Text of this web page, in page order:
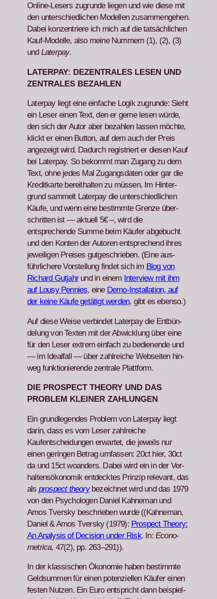
Online-Lesers zugrunde liegen und wie diese mit
den unter­schiedlichen Mod­ellen zusam­menge­hen.
Dabei konzen­triere ich mich auf die tat­säch­lichen
Kauf-Mod­elle, also meine Num­mern (1), (2), (3)
und Lat­er­pay.
LATERPAY: DEZENTRALES LESEN UND
ZENTRALES BEZAHLEN
Lat­er­pay liegt eine ein­fache Logik zugrunde: Sieht
ein Leser einen Text, den er gerne lesen würde,
den sich der Autor aber bezahlen lassen möchte,
klickt er einen But­ton, auf dem auch der Preis
angezeigt wird. Dadurch reg­istri­ert er diesen Kauf
bei Lat­er­pay. So bekommt man Zugang zu dem
Text, ohne jedes Mal Zugangs­dat­en oder gar die
Kred­itkarte bere­i­thal­ten zu müssen. Im Hin­ter­
grund sam­melt Lat­er­pay die unter­schiedlichen
Käufe, und wenn eine bes­timmte Gren­ze über­
schrit­ten ist — aktuell 5€ –, wird die
entsprechende Summe beim Käufer abge­bucht
und den Kon­ten der Autoren entsprechend ihres
jew­eili­gen Preis­es gut­geschrieben. (Eine aus­
führlichere Vorstel­lung find­et sich im Blog von
Richard Gut­jahrund in einem Inter­view mit ihm
auf Lousy Pen­nies, eine Demo-Instal­la­tion, auf
der keine Käufe getätigt wer­den, gibt es eben­so.)
Auf diese Weise verbindet Lat­er­pay die Ent­bün­
delung von Tex­ten mit der Abwick­lung über eine
für den Leser extrem ein­fach zu bedi­enende und
— im Ide­al­fall — über zahlre­iche Web­seit­en hin­
weg funk­tion­ierende zen­trale Plat­tform.
DIE PROSPECT THEORY UND DAS
PROBLEM KLEINER ZAHLUNGEN
Ein grundle­gen­des Prob­lem von Lat­er­pay liegt
darin, dass es vom Leser zahlre­iche
Kaufentschei­dun­gen erwartet, die jew­eils nur
einen gerin­gen Betrag umfassen: 20ct hier, 30ct
da und 15ct woan­ders. Dabei wird ein in der Ver­
hal­tensökonomik ent­deck­tes Prinzip rel­e­vant, das
als prospect the­o­rybeze­ich­net wird und das 1979
von den Psy­cholo­gen Daniel Kah­ne­man und
Amos Tver­sky beschrieben wurde ((Kah­ne­man,
Daniel & Amos Tver­sky (1979): Prospect The­o­ry:
An Analy­sis of Deci­sion under Risk. In:Econo­
met­ri­ca, 47(2), pp. 263–291)).
In der klas­sis­chen Ökonomie haben bes­timmte
Geld­sum­men für einen poten­ziellen Käufer einen
fes­ten Nutzen. Ein Euro entspricht dann beispiel­